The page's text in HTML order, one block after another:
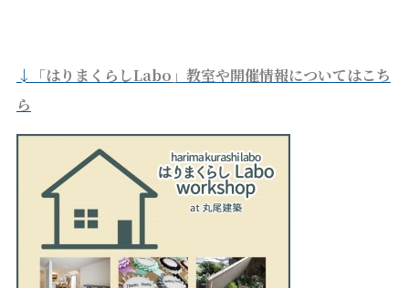
↓
「はりまくらしLabo」教室や開催情報についてはこち
ら